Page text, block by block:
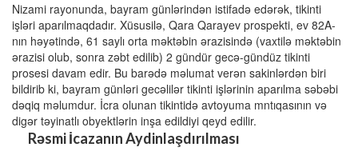
Nizami rayonunda, bayram günlərindən istifadə edərək, tikinti
işləri aparılmaqdadır. Xüsusilə, Qara Qarayev prospekti, ev 82A-
nın həyətində, 61 saylı orta məktəbin ərazisində (vaxtilə məktəbin
ərazisi olub, sonra zəbt edilib) 2 gündür gecə-gündüz tikinti
prosesi davam edir. Bu barədə məlumat verən sakinlərdən biri
bildirib ki, bayram günləri gecəlilər tikinti işlərinin aparılma səbəbi
dəqiq məlumdur. İcra olunan tikintidə avtoyuma mntıqasının və
digər təyinatlı obyektlərin inşa edildiyi qeyd edilir.
Rəsmi İcazanın Aydinlaşdırılması